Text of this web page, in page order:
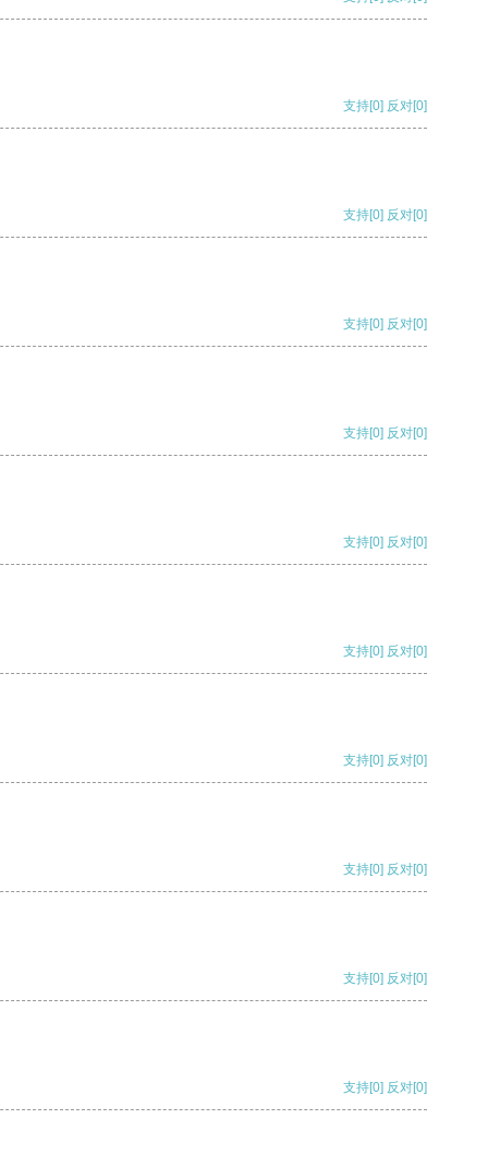
支持[0] 反对[0]
支持[0] 反对[0]
支持[0] 反对[0]
支持[0] 反对[0]
支持[0] 反对[0]
支持[0] 反对[0]
支持[0] 反对[0]
支持[0] 反对[0]
支持[0] 反对[0]
支持[0] 反对[0]